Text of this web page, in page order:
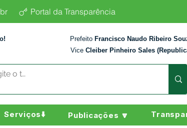
Portal da Transparência
Prefeito Francisco Naudo Ribeiro
Vice Cleiber Pinheiro Sales
Serviços⬇️ Publicações 🔽